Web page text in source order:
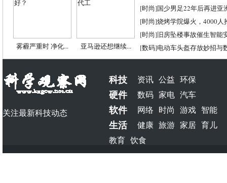
雾霾严重时 净化... 亚马逊还想继续...
[时尚]国少男足22年后再进亚
[时尚]烧烤学院爆火，4000人
[时尚]旧房坠楼事故催生智能
[数码]电动车头盔存放妙招与
关注最新科技动态
科技 资讯 公益 环保
硬件 数码 家电 汽车
软件 网络 时尚 游戏 智能
生活 健康 旅游 家居 育儿
教育 饮食